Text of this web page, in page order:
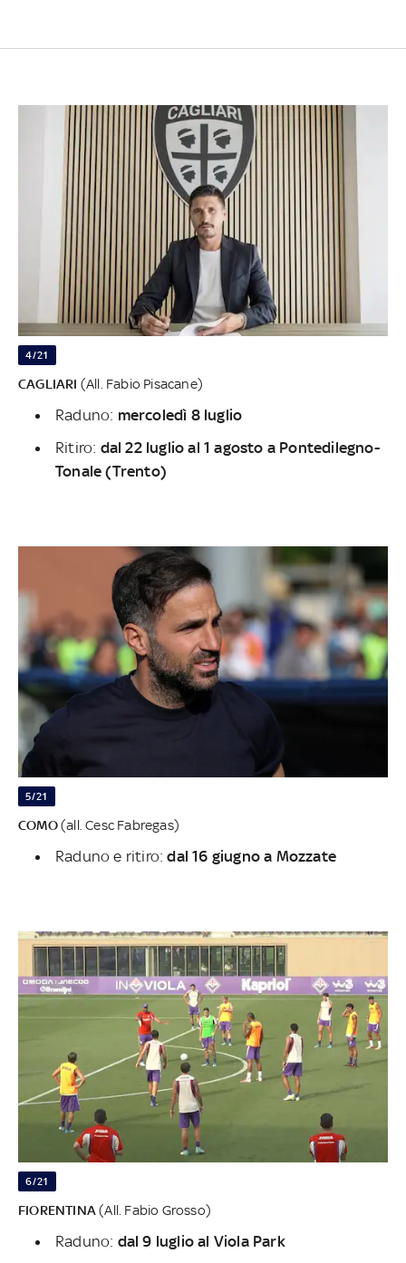
4/21
CAGLIARI (All. Fabio Pisacane)
Raduno: mercoledì 8 luglio
Ritiro: dal 22 luglio al 1 agosto a Pontedilegno-
Tonale (Trento)
5/21
COMO(all. Cesc Fabregas)
Raduno e ritiro:dal 16 giugno a Mozzate
6/21
FIORENTINA (All. Fabio Grosso)
Raduno: dal 9 luglio al Viola Park